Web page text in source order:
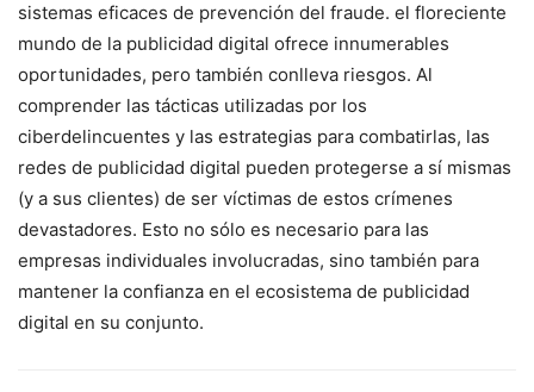
sistemas eficaces​ de prevención del fraude. el floreciente
mundo de la publicidad digital ofrece innumerables
oportunidades, pero también conlleva riesgos. Al
comprender ‌las tácticas utilizadas por los
ciberdelincuentes y las estrategias para combatirlas, las
redes de publicidad digital pueden protegerse​ a sí mismas
(y a sus clientes)⁤ de ser ​víctimas de estos ⁤crímenes
devastadores.⁤ Esto no sólo es necesario ⁣para las
empresas individuales involucradas, sino ​también para
mantener la‌ confianza en el ecosistema de publicidad
digital en su conjunto.